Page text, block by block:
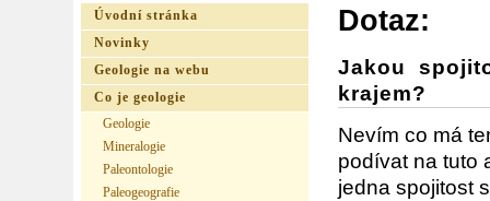
Dotaz:
Jakou
krajem?
Nevím co má
podívat na tuto
jedna spojitost
Úvodní stránka
Novinky
Geologie na webu
Co je geologie
Geologie
Mineralogie
Paleontologie
Paleogeografie